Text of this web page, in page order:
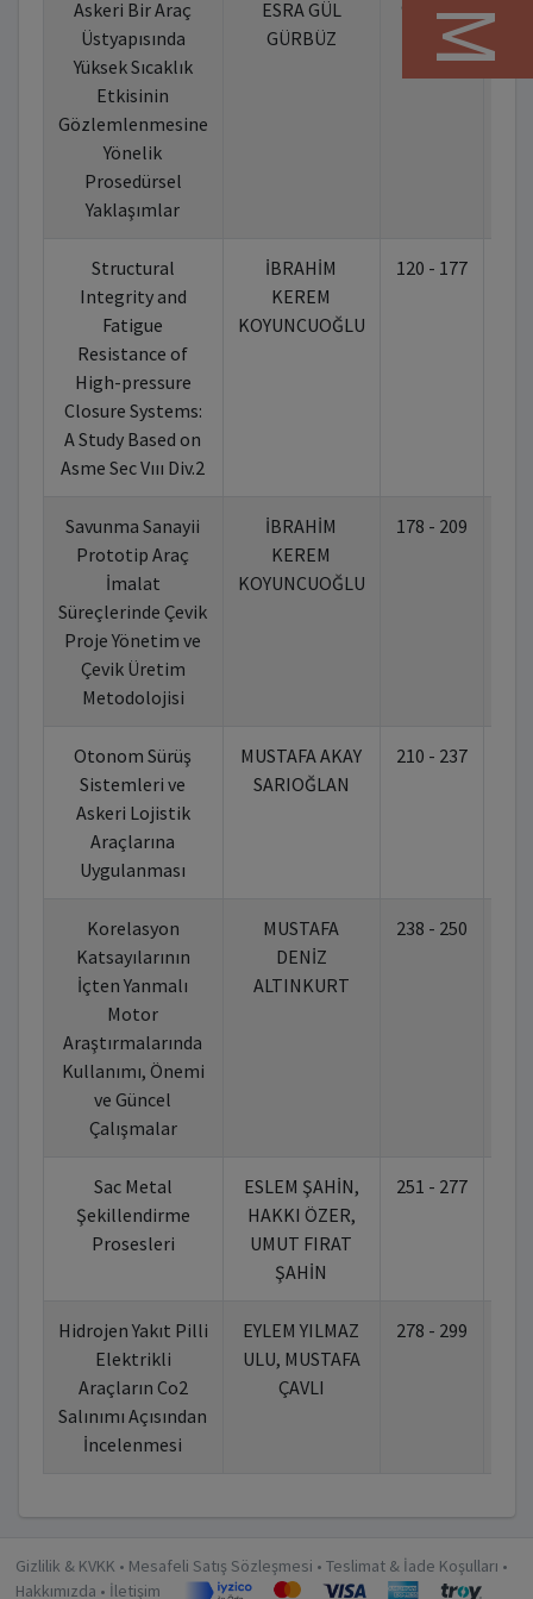
Askeri Bir Araç
Üstyapısında
Yüksek Sıcaklık
Etkisinin
Gözlemlenmesine
Yönelik
Prosedürsel
Yaklaşımlar
ESRA GÜL
GÜRBÜZ
97 - 119
Structural
Integrity and
Fatigue
Resistance of
High-pressure
Closure Systems:
A Study Based on
Asme Sec Vııı Div.2
İBRAHİM
KEREM
KOYUNCUOĞLU
120 - 177
Savunma Sanayii
Prototip Araç
İmalat
Süreçlerinde Çevik
Proje Yönetim ve
Çevik Üretim
Metodolojisi
İBRAHİM
KEREM
KOYUNCUOĞLU
178 - 209
Otonom Sürüş
Sistemleri ve
Askeri Lojistik
Araçlarına
Uygulanması
MUSTAFA AKAY
SARIOĞLAN
210 - 237
Korelasyon
Katsayılarının
İçten Yanmalı
Motor
Araştırmalarında
Kullanımı, Önemi
ve Güncel
Çalışmalar
MUSTAFA
DENİZ
ALTINKURT
238 - 250
Sac Metal
Şekillendirme
Prosesleri
ESLEM ŞAHİN,
HAKKI ÖZER,
UMUT FIRAT
ŞAHİN
251 - 277
Hidrojen Yakıt Pilli
Elektrikli
Araçların Co2
Salınımı Açısından
İncelenmesi
EYLEM YILMAZ
ULU, MUSTAFA
ÇAVLI
278 - 299
Gizlilik & KVKK • Mesafeli Satış Sözleşmesi • Teslimat & İade Koşulları •
Hakkımızda • İletişim